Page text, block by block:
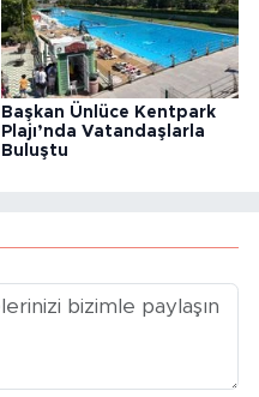
Başkan Ünlüce Kentpark
Plajı’nda Vatandaşlarla
Buluştu